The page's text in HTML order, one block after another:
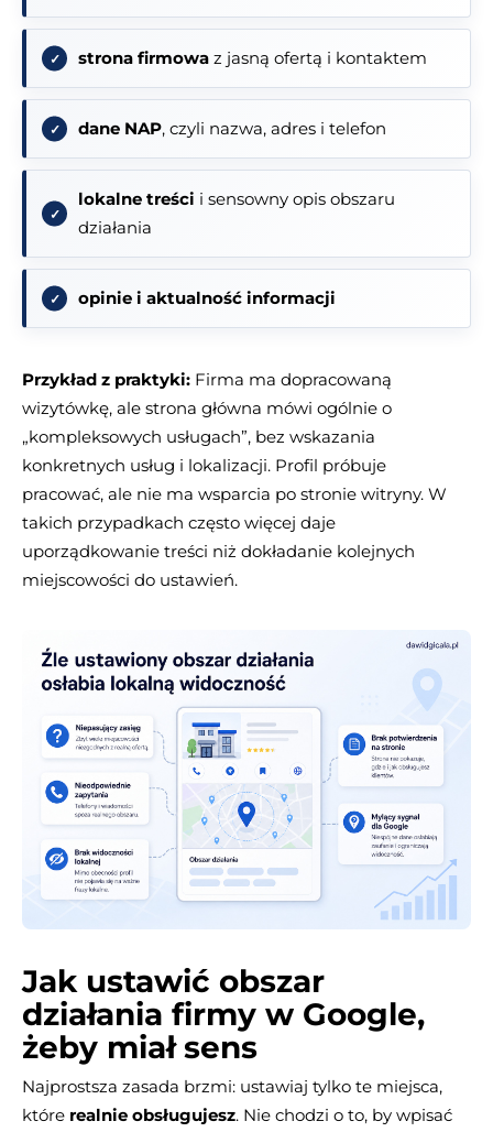
strona firmowa z jasną ofertą i kontaktem
dane NAP, czyli nazwa, adres i telefon
lokalne treści i sensowny opis obszaru
działania
opinie i aktualność informacji
Przykład z praktyki: Firma ma dopracowaną
wizytówkę, ale strona główna mówi ogólnie o
„kompleksowych usługach”, bez wskazania
konkretnych usług i lokalizacji. Profil próbuje
pracować, ale nie ma wsparcia po stronie witryny. W
takich przypadkach często więcej daje
uporządkowanie treści niż dokładanie kolejnych
miejscowości do ustawień.
Jak ustawić obszar
działania firmy w Google,
żeby miał sens
Najprostsza zasada brzmi: ustawiaj tylko te miejsca,
które realnie obsługujesz. Nie chodzi o to, by wpisać